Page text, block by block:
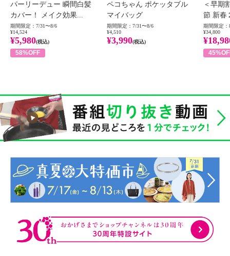
パーリーデュー 瞬間白髪
カバー！ メイク効果...
期間限定：7/31〜8/6
¥14,524
¥5,980(税込)
58%OFF
ペコちゃん ポケッタブル
マイバッグ
期間限定：7/31〜8/6
¥4,510
¥3,990(税込)
＜早期
節 新春
期間限定：
¥34,800